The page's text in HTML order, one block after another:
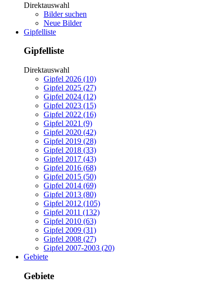
Direktauswahl
Bilder suchen
Neue Bilder
Gipfelliste
Gipfelliste
Direktauswahl
Gipfel 2026 (10)
Gipfel 2025 (27)
Gipfel 2024 (12)
Gipfel 2023 (15)
Gipfel 2022 (16)
Gipfel 2021 (9)
Gipfel 2020 (42)
Gipfel 2019 (28)
Gipfel 2018 (33)
Gipfel 2017 (43)
Gipfel 2016 (68)
Gipfel 2015 (50)
Gipfel 2014 (69)
Gipfel 2013 (80)
Gipfel 2012 (105)
Gipfel 2011 (132)
Gipfel 2010 (63)
Gipfel 2009 (31)
Gipfel 2008 (27)
Gipfel 2007-2003 (20)
Gebiete
Gebiete